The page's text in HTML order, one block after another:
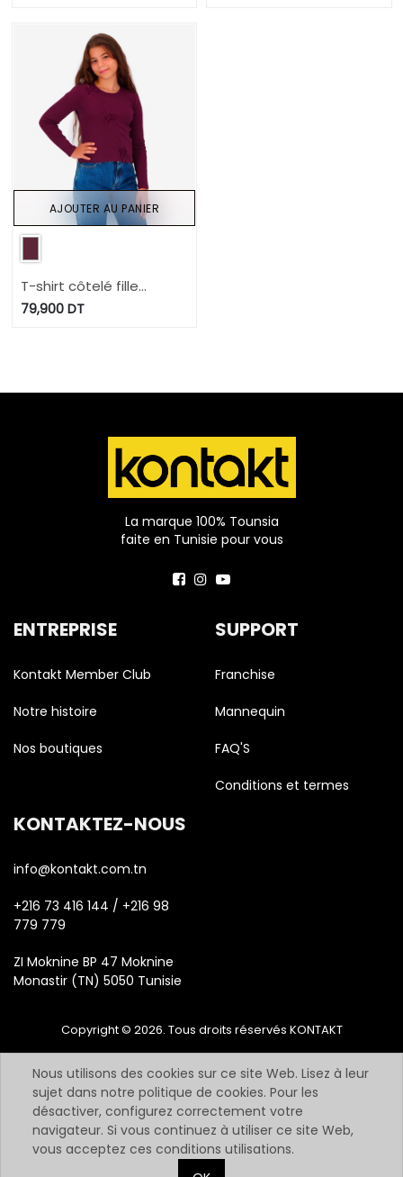
T-shirt côtelé fille
manches longues avec
79,900DT
AJOUTER AU PANIER
La marque 100% Tounsia
faite en Tunisie pour vous
ENTREPRISE
Kontakt Member Club
Notre histoire
Nos boutiques
SUPPORT
Franchise
Mannequin
FAQ'S
Conditions et termes
KONTAKTEZ-NOUS
info@kontakt.com.tn
+216 73 416 144 / +216 98
779 779
ZI Moknine BP 47 Moknine
Monastir (TN) 5050 Tunisie
Copyright © 2026. Tous droits réservés KONTAKT
Nous utilisons des cookies sur ce site Web. Lisez à leur
sujet dans notre politique de cookies. Pour les
désactiver, configurez correctement votre
navigateur. Si vous continuez à utiliser ce site Web,
vous acceptez ces conditions utilisations.